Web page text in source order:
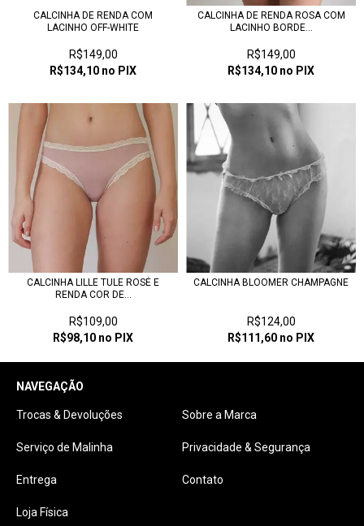
CALCINHA DE RENDA COM
LACINHO OFF-WHITE
R$149,00
R$134,10 no PIX
CALCINHA DE RENDA ROSA COM
LACINHO BORDE...
R$149,00
R$134,10 no PIX
CALCINHA LILLE TULE ROSÉ E
RENDA COR DE...
R$109,00
R$98,10 no PIX
CALCINHA BLOOMER CHAMPAGNE
R$124,00
R$111,60 no PIX
NAVEGAÇÃO
Trocas & Devoluções Sobre a Marca
Serviço de Malinha Privacidade & Segurança
Entrega Contato
Loja Física